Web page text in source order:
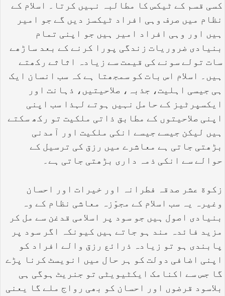
کسی قسم کے ٹیکس کا مطالبہ نہیں کرتا۔ اسلام کے
نظام میں صرف وہی افراد ٹیکسز دیں گے جو امیر
ہیں اور وہی افراد امیر ہیں جو اپنی تمام
بنیادی ضروریات زندگی پورا کرنے کے بعد ساڑھے
سات تولے سونے کی قیمت سے زیادہ اثاثے رکھتے
ہیں۔ اسلام اس بات کو سمجھتا ہے کہ سب انسان ایک
ہی جیسی اہلیت، جذبہ، صلاحیتیں، ذہانت اور
ایکسپرٹیز کے حامل نہیں ہوتے لہذا سب اپنی
اپنی صلاحیتوں کے مطابق ذاتی ملکیت تو رکھ سکتے
ہیں لیکن جیسے جیسے انکی ملکیت اور آمدنی
بڑھتی جاتی ہے معاشرے میں رزق کی ترسیل کے
حوالے سے انکی ذمہ داری بڑھتی جاتی ہے۔
زکوة عشر صدقہ فطرانہ اور خیرات اور احسان
وغیرہ یہ سب اسلام کے مجوّزہ معاشی نظام کے وہ
بنیادی اصول ہیں جو سود پر اسلامی قدغن سے مل کر
مزید فائدہ مند ہو جاتے ہیں کیونکہ اگر سود پر
پابندی ہو تو زیادہ ذرائع رزق والے افراد کو
اپنی اضافی دولت کو ہر حال میں انویسٹ کرنا پڑے
گا جس سے اکنامک ایکٹیویٹی تو جنریٹ ہوگی ہی
بلاسود قرضوں اور احسان کو بھی رواج ملے گا یعنی